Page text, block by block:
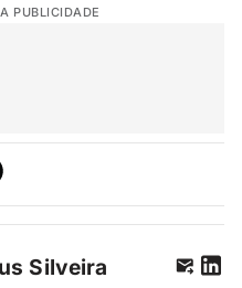
PUBLICIDADE
Silveira